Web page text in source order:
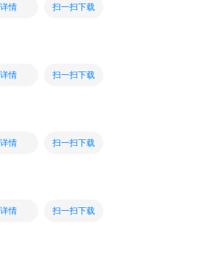
详情 扫一扫下载
详情 扫一扫下载
详情 扫一扫下载
详情 扫一扫下载